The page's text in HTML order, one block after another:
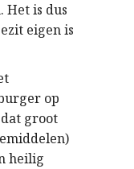
Het is dus
eigen is
op
groot
heilig